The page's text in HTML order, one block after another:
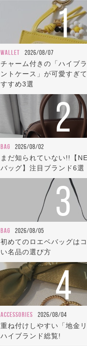
1
WALLET 2026/08/07
チャーム付きの「ハイブ
ントケース」が可愛すぎ
すすめ3選
2
BAG 2026/08/02
まだ知られていない!!【
バッグ】注目ブランド6選
3
BAG 2026/08/05
初めてのロエベバッグは
い名品の選び方
4
ACCESSORIES 2026/08/04
重ね付けしやすい「地金
ハイブランド総覧!